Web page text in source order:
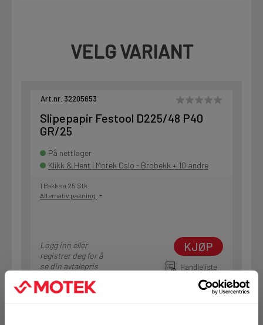
VELG VARIANT
Art.nr. 32205653
Slipepapir Festool D225/48 P40
GR/25
På nettlager
Klikk & Hent i Motek Oslo - Brobekk + 10 andre
1 Pakke a 25 Stk
Alternativ pakning
Logg inn eller
registrer deg for å
se din avtalepris
KJØP
Handleliste